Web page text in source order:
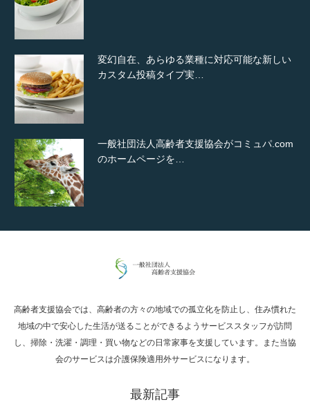
変幻自在、あらゆる業種に対応可能な新しい
カスタム投稿タイプ実…
一般社団法人高齢者支援協会がコミュパ.com
のホームページを…
通常投稿
Hello world!
究極的に実用性を重視した「フッターバー」
高齢者支援協会では、高齢者の方々の地域での孤立化を防止し、住み慣れた
地域の中で安心した生活が送ることができるようサービススタッフが訪問
し、掃除・洗濯・調理・買い物などの日常家事を支援しています。また当協
会のサービスは介護保険適用外サービスになります。
最新記事